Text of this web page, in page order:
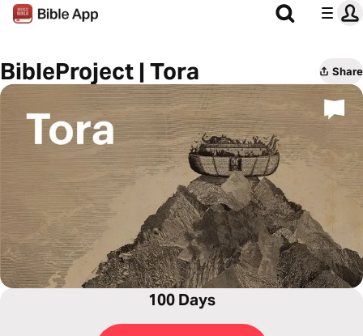
BibleProject | Tora Share
100 Days